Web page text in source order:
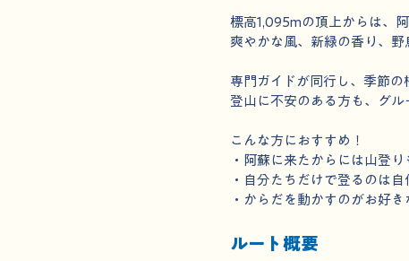
標高1,095mの頂上からは、
爽やかな風、新緑の香り、
専門ガイドが同行し、季節の
登山に不安のある方も、グ
こんな方におすすめ！
・阿蘇に来たからには山登
・自分たちだけで登るのは
・からだを動かすのがお好き
ルート概要